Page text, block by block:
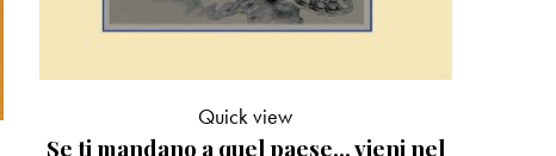
Se ti mandano a quel paese… vieni nel
Quick view